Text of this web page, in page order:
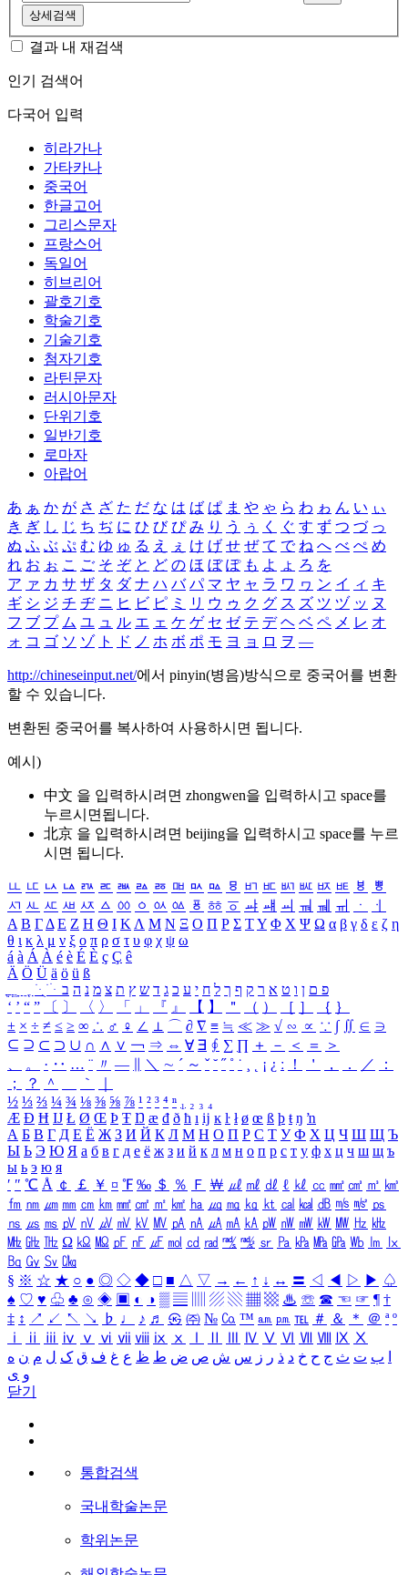
상세검색
결과 내 재검색
인기 검색어
다국어 입력
히라가나
가타카나
중국어
한글고어
그리스문자
프랑스어
독일어
히브리어
괄호기호
학술기호
기술기호
첨자기호
라틴문자
러시아문자
단위기호
일반기호
로마자
아랍어
あ ぁ か が さ ざ た だ な は ば ぱ ま や ゃ ら わ ゎ ん い ぃ
き ぎ し じ ち ぢ に ひ び ぴ み り う ぅ く ぐ す ず つ づ っ
ぬ ふ ぶ ぷ む ゆ ゅ る え ぇ け げ せ ぜ て で ね へ べ ぺ め
れ お ぉ こ ご そ ぞ と ど の ほ ぼ ぽ も よ ょ ろ を
ア ァ カ サ ザ タ ダ ナ ハ バ パ マ ヤ ャ ラ ワ ヮ ン イ ィ キ
ギ シ ジ チ ヂ ニ ヒ ビ ピ ミ リ ウ ゥ ク グ ス ズ ツ ヅ ッ ヌ
フ ブ プ ム ユ ュ ル エ ェ ケ ゲ セ ゼ テ デ ヘ ベ ペ メ レ オ
ォ コ ゴ ソ ゾ ト ド ノ ホ ボ ポ モ ヨ ョ ロ ヲ ―
http://chineseinput.net/에서 pinyin(병음)방식으로 중국어를 변환
할 수 있습니다.
변환된 중국어를 복사하여 사용하시면 됩니다.
예시)
中文 을 입력하시려면 zhongwen을 입력하시고 space를
누르시면됩니다.
北京 을 입력하시려면 beijing을 입력하시고 space를 누르
시면 됩니다.
ㅥ ㅦ ㅧ ㅨ ㅩ ㅪ ㅫ ㅬ ㅭ ㅮ ㅯ ㅰ ㅱ ㅲ ㅳ ㅴ ㅵ ㅶ ㅷ ㅸ
ㅹ
ㅺ ㅻ ㅼ ㅽ ㅾ ㅿ ㆀ ㆁ ㆂ ㆃ ㆄ ㆅ ㆆ ㆇ ㆈ ㆉ ㆊ ㆋ ㆌ ㆍ
ㆎ
Α Β ΓΔ Ε Ζ Η Θ Ι ΚΛ Μ Ν Ξ Ο Π Ρ Σ ΤΥ Φ Χ Ψ Ω α β γ δ ε ζ η
θ ι κ λ μ ν ξ ο π ρ σ τ υ φ χ ψ ω
á à Á À é è É È ç Ç ê
Ä Ö Ü ä ö ü ß
ִֶֹ ֻּ ׁׂ פ ם ן ו ט א ר ק ף ך ל ח י ע כ ג ד ש ץ ת צ מ נ ה ב
‘ ’ “ ” 〔 〕 〈 〉 「 」 『 』 【 】 ＂ （ ） ［ ］ ｛ ｝
± × ÷ ≠ ≤ ≥ ∞ ∴ ♂ ♀ ∠ ⊥ ⌒ ∂ ∇ ≡ ≒ ≪ ≫ √ ∽ ∝ ∵ ∫ ∬ ∈ ∋
⊆ ⊇ ⊂ ⊃ ∪ ∩ ∧ ∨ ￢ ⇒ ⇔ ∀ ∃ ∮ ∑ ∏ ＋ － ＜ ＝
＞
、
。 · ‥ … ¨ 〃 ― ＼ ∼ ´ ～ ˇ ˘ ˝ ˚ ˙ ¸ ¡ ¿ ː ！ ＇ ， ． ／
：
；
？ ＾ ｀
½ ⅓ ⅔ ¼ ¾ ⅛ ⅜ ⅝ ⅞ ¹ ² ³ ⁴ ⁿ ₁ ₂ ₃ ₄
Æ Ð Ħ Ĳ Ł Ø Œ Þ Ŧ Ŋ æ đ ð ħ ı ĳ ĸ ŀ ł ø œ ß þ ŧ ŋ ŉ
А Б В Г Д Е Ё Ж З И Й К Л М Н О П Р С Т У Ф Х Ц Ч Ш Щ Ъ
Ы Ь Э Ю Я а б в г д е ё ж з и й к л м н о п р с т у ф х ц ч ш щ ъ
ы ь э ю я
′ ″ ℃ Å ￠ ￡ ￥ ¤ ℉ ‰ ＄ ％ Ｆ ￦ ㎕ ㎖ ㎗ ℓ ㎘ ㏄ ㎣ ㎤ ㎥ ㎦
㎙ ㎚ ㎛ ㎜ ㎝ ㎞ ㎟ ㎠ ㎡ ㎢ ㏊ ㎍ ㎎ ㎏ ㏏ ㎈ ㎉ ㏈ ㎧ ㎨ ㎰
㎱ ㎲ ㎳ ㎴ ㎵ ㎶ ㎷ ㎸ ㎹ ㎀ ㎁ ㎂ ㎃ ㎄ ㎺ ㎻ ㎽ ㎾ ㎿ ㎐ ㎑
㎒ ㎓ ㎔ Ω ㏀ ㏁ ㎊ ㎋ ㎌ ㏖ ㏅ ㎭ ㎮ ㎯ ㏛ ㎩ ㎪ ㎫ ㎬ ㏝ ㏐
㏓
㏃ ㏉ ㏜ ㏆
§ ※ ☆ ★ ○ ● ◎ ◇ ◆ □ ■ △ ▽ → ← ↑ ↓ ↔ 〓 ◁ ◀ ▷ ▶ ♤
♠ ♡ ♥ ♧ ♣ ⊙ ◈ ▣ ◐ ◑ ▒ ▤ ▨ ▧ ▦ ▩ ♨ ☏ ☎ ☜ ☞ ¶ †
‡ ↕ ↗ ↙ ↖ ↘ ♭ ♩ ♪ ♬ ㉿ ㈜ № ㏇ ™ ㏂ ㏘ ℡ ＃ ＆ ＊ ＠ ª º
ⅰ
ⅱ ⅲ ⅳ ⅴ ⅵ ⅶ ⅷ ⅸ ⅹ Ⅳ Ⅴ Ⅵ Ⅶ Ⅷ Ⅸ Ⅹ
ب ت ث ج ح خ د ذ ر ز س ش ص ض ط ظ ع غ ف ق ک ل م ن ه
و ی
닫기
통합검색
국내학술논문
학위논문